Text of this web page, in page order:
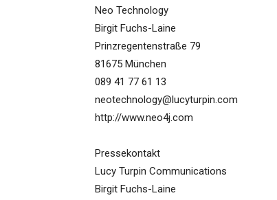
Neo Technology
Birgit Fuchs-Laine
Prinzregentenstraße 79
81675 München
089 41 77 61 13
neotechnology@lucyturpin.com
http://www.neo4j.com
Pressekontakt
Lucy Turpin Communications
Birgit Fuchs-Laine